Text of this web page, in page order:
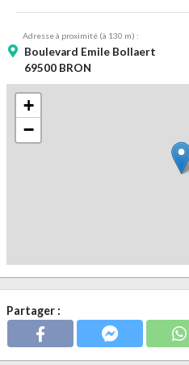
Adresse à proximité (à 130 m) :
Boulevard Emile Bollaert
69500 BRON
+
−
Partager :